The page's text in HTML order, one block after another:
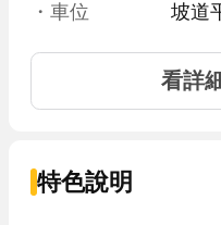
・車位
坡道
看詳
特色說明